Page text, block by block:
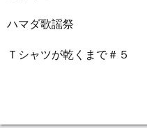
ハマダ歌謡祭
Ｔシャツが乾くまで＃５